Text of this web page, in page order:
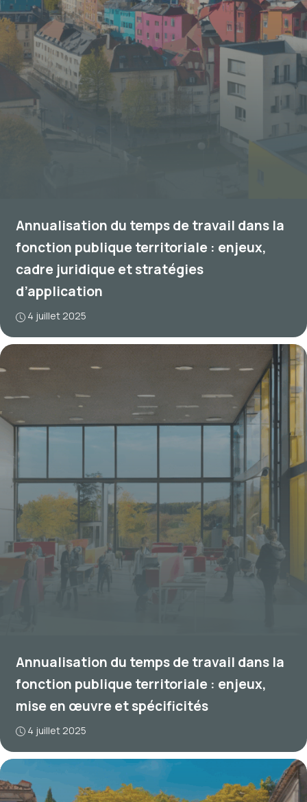
Annualisation du temps de travail dans la
fonction publique territoriale : enjeux,
cadre juridique et stratégies
d’application
4 juillet 2025
Annualisation du temps de travail dans la
fonction publique territoriale : enjeux,
mise en œuvre et spécificités
4 juillet 2025